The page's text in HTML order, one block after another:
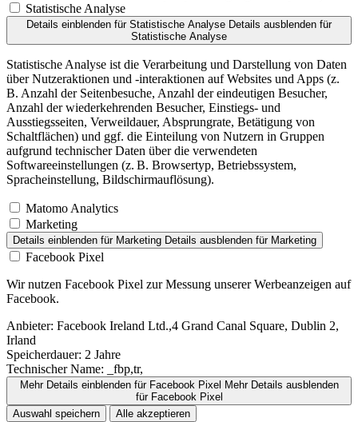
Statistische Analyse
Details einblenden für Statistische Analyse Details ausblenden für
Statistische Analyse
Statistische Analyse ist die Verarbeitung und Darstellung von Daten
über Nutzeraktionen und -interaktionen auf Websites und Apps (z.
B. Anzahl der Seitenbesuche, Anzahl der eindeutigen Besucher,
Anzahl der wiederkehrenden Besucher, Einstiegs- und
Ausstiegsseiten, Verweildauer, Absprungrate, Betätigung von
Schaltflächen) und ggf. die Einteilung von Nutzern in Gruppen
aufgrund technischer Daten über die verwendeten
Softwareeinstellungen (z. B. Browsertyp, Betriebssystem,
Spracheinstellung, Bildschirmauflösung).
Matomo Analytics
Marketing
Details einblenden für Marketing Details ausblenden für Marketing
Facebook Pixel
Wir nutzen Facebook Pixel zur Messung unserer Werbeanzeigen auf
Facebook.
Anbieter: Facebook Ireland Ltd.,4 Grand Canal Square, Dublin 2,
Irland
Speicherdauer: 2 Jahre
Technischer Name: _fbp,tr,
Mehr Details einblendenfür Facebook Pixel Mehr Details ausblenden
für Facebook Pixel
Auswahl speichern
Alle akzeptieren